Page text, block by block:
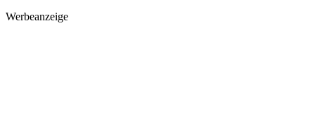
Werbeanzeige